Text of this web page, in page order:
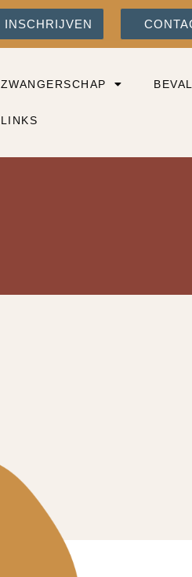
INSCHRIJVEN
ZWANGERSCHAP
LINKS